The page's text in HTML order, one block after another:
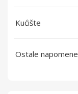
Kućište
Ostale napomene